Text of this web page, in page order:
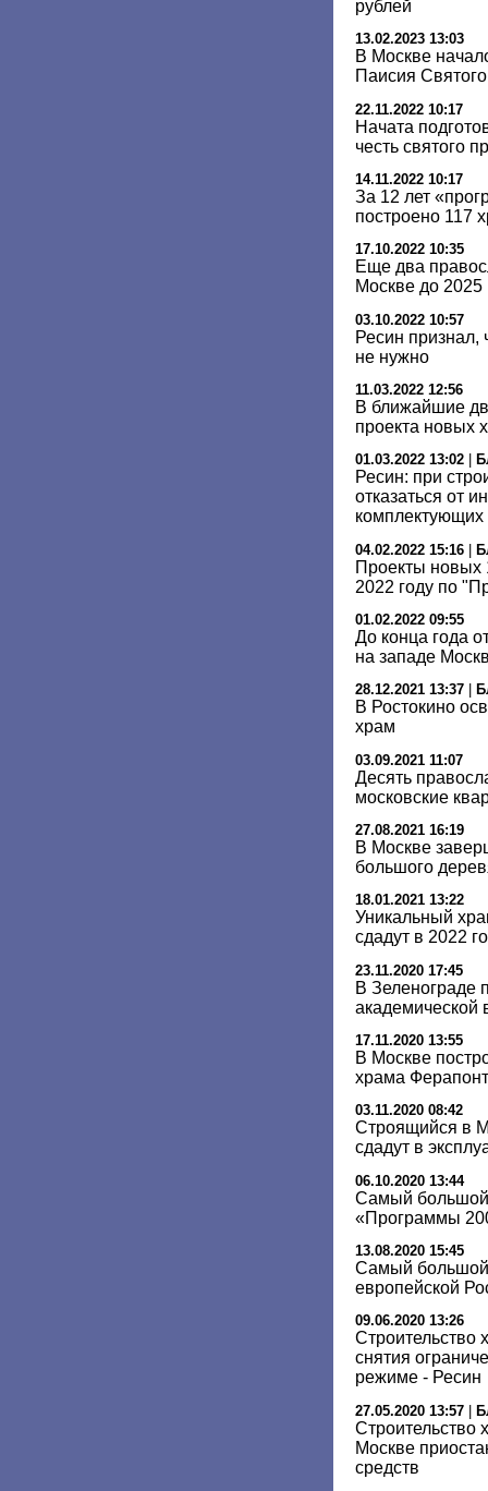
рублей
13.02.2023 13:03
В Москве
Паисия
22.11.2022 10:17
Начата
честь святого
14.11.2022 10:17
За 12 лет
построено 117
17.10.2022 10:35
Еще два
Москве до 2025
03.10.2022 10:57
Ресин признал,
не нужно
11.03.2022 12:56
В ближайшие
проекта новых
01.03.2022 13:02
Ресин: при
отказаться от
комплектующих
04.02.2022 15:16
Проекты новых
2022 году по
01.02.2022 09:55
До конца года
на западе
28.12.2021 13:37
В Ростокино
храм
03.09.2021 11:07
Десять
московские
27.08.2021 16:19
В Москве
большого
18.01.2021 13:22
Уникальный
сдадут в 2022
23.11.2020 17:45
В Зеленограде
академической
17.11.2020 13:55
В Москве
храма
03.11.2020 08:42
Строящийся в
сдадут в
06.10.2020 13:44
Самый большой
«Программы
13.08.2020 15:45
Самый
европейской
09.06.2020 13:26
Cтроительство
снятия
режиме - Ресин
27.05.2020 13:57 |
Строительство
Москве
средств